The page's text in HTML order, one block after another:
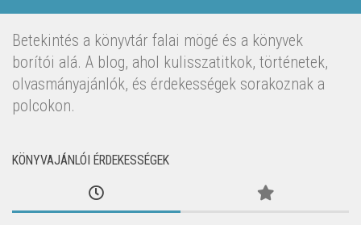
Betekintés a könyvtár falai mögé és a könyvek
borítói alá. A blog, ahol kulisszatitkok, történetek,
olvasmányajánlók, és érdekességek sorakoznak a
polcokon.
KÖNYVAJÁNLÓI ÉRDEKESSÉGEK